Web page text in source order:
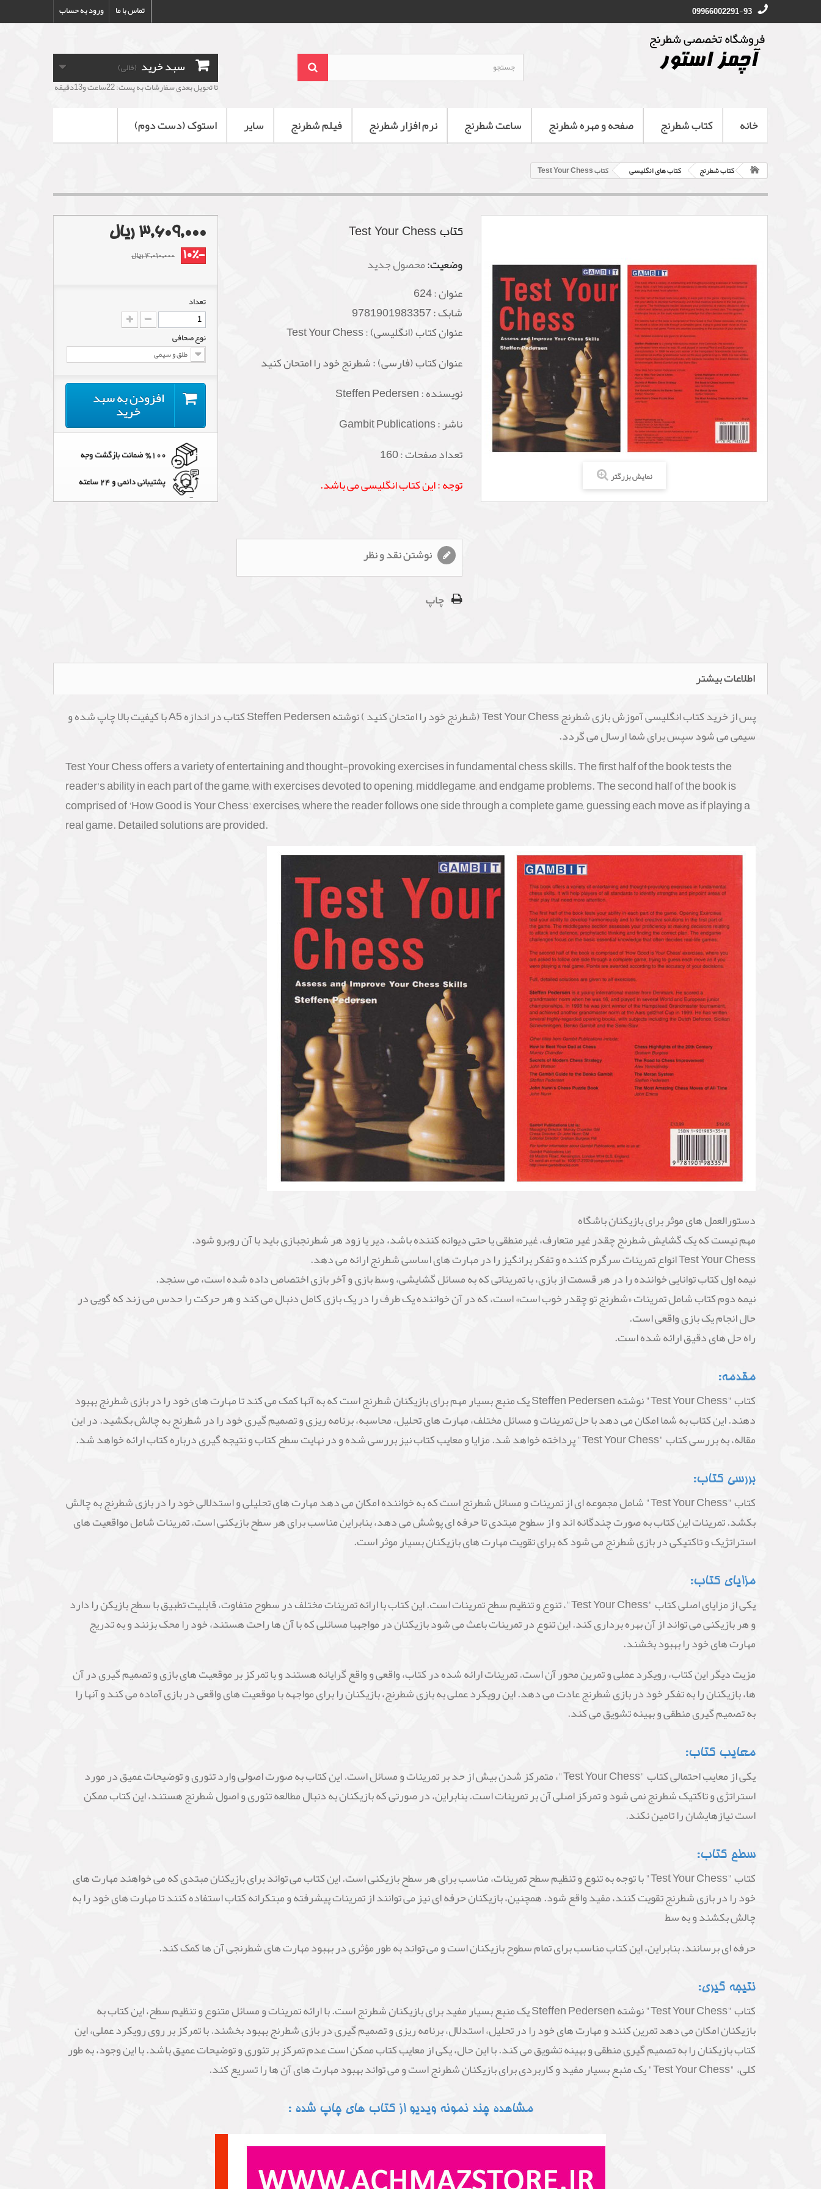
ورود به حساب تماس با ما 09966002291-93
سبد خرید (خالی)
تا تحویل بعدی سفارشات به پست: 22ساعت و13دقیقه
خانه کتاب شطرنج صفحه و مهره شطرنج ساعت شطرنج نرم افزار شطرنج فیلم شطرنج سایر استوک (دست دوم)
کتاب شطرنج کتاب های انگلیسی کتاب Test Your Chess
نمایش بزرگتر
کتاب Test Your Chess
وضعیت:محصول جدید
عنوان :624
شابک :9781901983357
عنوان کتاب (انگلیسی) : Test Your Chess
عنوان کتاب (فارسی) : شطرنج خود را امتحان کنید
نویسنده :Steffen Pedersen
ناشر : Gambit Publications
تعداد صفحات : 160
توجه : این کتاب انگلیسی می باشد.
نوشتن نقد و نظر
چاپ
3,609,000 ریال
-10% 4,010,000 ریال
تعداد
نوع صحافی
طلق و سیمی
افزودن به سبد
خرید
اطلاعات بیشتر
پس از خرید کتاب انگلیسی آموزش بازی شطرنج Test Your Chess (شطرنج خود را امتحان کنید ) نوشته Steffen Pedersen کتاب در اندازه A5 با کیفیت بالا چاپ شده و
سیمی می شود سپس برای شما ارسال می گردد.
Test Your Chess offers a variety of entertaining and thought-provoking exercises in fundamental chess skills. The first half of the book tests the
reader's ability in each part of the game, with exercises devoted to opening, middlegame, and endgame problems. The second half of the book is
comprised of 'How Good is Your Chess' exercises, where the reader follows one side through a complete game, guessing each move as if playing a
real game. Detailed solutions are provided.
دستورالعمل های موثر برای بازیکنان باشگاه
مهم نیست که یک گشایش شطرنج چقدر غیر متعارف، غیرمنطقی یا حتی دیوانه کننده باشد، دیر یا زود هر شطرنجبازی باید با آن روبرو شود.
Test Your Chess انواع تمرینات سرگرم کننده و تفکر برانگیز را در مهارت های اساسی شطرنج ارائه می دهد.
نیمه اول کتاب توانایی خواننده را در هر قسمت از بازی، با تمریناتی که به مسائل گشایشی، وسط بازی و آخر بازی اختصاص داده شده است، می سنجد.
نیمه دوم کتاب شامل تمرینات «شطرنج تو چقدر خوب است» است، که در آن خواننده یک طرف را در یک بازی کامل دنبال می کند و هر حرکت را حدس می زند که گویی در
حال انجام یک بازی واقعی است.
راه حل های دقیق ارائه شده است.
مقدمه:
کتاب "Test Your Chess" نوشته Steffen Pedersen یک منبع بسیار مهم برای بازیکنان شطرنج است که به آنها کمک می کند تا مهارت های خود را در بازی شطرنج بهبود
دهند. این کتاب به شما امکان می دهد با حل تمرینات و مسائل مختلف، مهارت های تحلیل، محاسبه، برنامه ریزی و تصمیم گیری خود را در شطرنج به چالش بکشید. در این
مقاله، به بررسی کتاب "Test Your Chess" پرداخته خواهد شد. مزایا و معایب کتاب نیز بررسی شده و در نهایت سطح کتاب و نتیجه گیری درباره کتاب ارائه خواهد شد.
بررسی کتاب:
کتاب "Test Your Chess" شامل مجموعه ای از تمرینات و مسائل شطرنج است که به خواننده امکان می دهد مهارت های تحلیلی و استدلالی خود را در بازی شطرنج به چالش
بکشد. تمرینات این کتاب به صورت چندگانه اند و از سطوح مبتدی تا حرفه ای پوشش می دهد، بنابراین مناسب برای هر سطح بازیکنی است. تمرینات شامل مواقعیت های
استراتژیک و تاکتیکی در بازی شطرنج می شود که برای تقویت مهارت های بازیکنان بسیار موثر است.
مزایای کتاب:
یکی از مزایای اصلی کتاب "Test Your Chess"، تنوع و تنظیم سطح تمرینات است. این کتاب با ارائه تمرینات مختلف در سطوح متفاوت، قابلیت تطبیق با سطح بازیکن را دارد
و هر بازیکنی می تواند از آن بهره برداری کند. این تنوع در تمرینات باعث می شود بازیکنان در مواجهبا مسائلی که با آن ها راحت هستند، خود را محک بزنند و به تدریج
مهارت های خود را بهبود بخشند.
مزیت دیگر این کتاب، رویکرد عملی و تمرین محور آن است. تمرینات ارائه شده در کتاب، واقعی و واقع گرایانه هستند و با تمرکز بر موقعیت های بازی و تصمیم گیری در آن
ها، بازیکنان را به تفکر خود در بازی شطرنج عادت می دهد. این رویکرد عملی به بازی شطرنج، بازیکنان را برای مواجهه با موقعیت های واقعی در بازی آماده می کند و آنها را
به تصمیم گیری منطقی و بهینه تشویق می کند.
معایب کتاب:
یکی از معایب احتمالی کتاب "Test Your Chess"، متمرکز شدن بیش از حد بر تمرینات و مسائل است. این کتاب به صورت اصولی وارد تئوری و توضیحات عمیق در مورد
استراتژی و تاکتیک شطرنج نمی شود و تمرکز اصلی آن بر تمرینات است. بنابراین، در صورتی که بازیکنان به دنبال مطالعه تئوری و اصول شطرنج هستند، این کتاب ممکن
است نیازهایشان را تامین نکند.
سطح کتاب:
کتاب "Test Your Chess" با توجه به تنوع و تنظیم سطح تمرینات، مناسب برای هر سطح بازیکنی است. این کتاب می تواند برای بازیکنان مبتدی که می خواهند مهارت های
خود را در بازی شطرنج تقویت کنند، مفید واقع شود. همچنین، بازیکنان حرفه ای نیز می توانند از تمرینات پیشرفته و مبتکرانه کتاب استفاده کنند تا مهارت های خود را به
چالش بکشند و به سط
حرفه ای برسانند. بنابراین، این کتاب مناسب برای تمام سطوح بازیکنان است و می تواند به طور مؤثری در بهبود مهارت های شطرنجی آن ها کمک کند.
نتیجه گیری:
کتاب "Test Your Chess" نوشته Steffen Pedersen یک منبع بسیار مفید برای بازیکنان شطرنج است. با ارائه تمرینات و مسائل متنوع و تنظیم سطح، این کتاب به
بازیکنان امکان می دهد تمرین کنند و مهارت های خود را در تحلیل، استدلال، برنامه ریزی و تصمیم گیری در بازی شطرنج بهبود بخشند. با تمرکز بر روی رویکرد عملی، این
کتاب بازیکنان را به تصمیم گیری منطقی و بهینه تشویق می کند. با این حال، یکی از معایب کتاب ممکن است عدم تمرکز بر تئوری و توضیحات عمیق باشد. با این وجود، به طور
کلی، "Test Your Chess" یک منبع بسیار مفید و کاربردی برای بازیکنان شطرنج است و می تواند بهبود مهارت های آن ها را تسریع کند.
مشاهده چند نمونه ویدیو از کتاب های چاپ شده :